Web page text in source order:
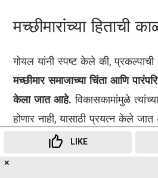
मच्छीमारांच्या हिताची
गोयल यांनी स्पष्ट केले की,
मच्छीमार समाजाच्या चिंता आणि
केला जात आहे. विकासकामांमुळे
होणार नाही, यासाठी प्रयत्न केले
LIKE
✕